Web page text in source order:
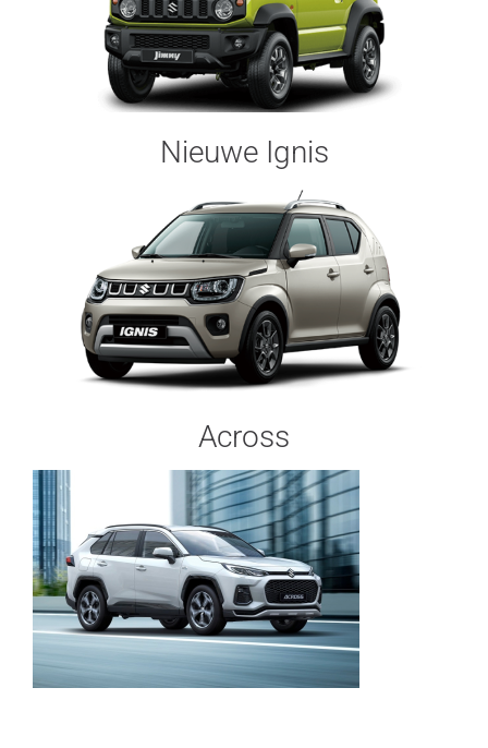
Nieuwe Ignis
Across